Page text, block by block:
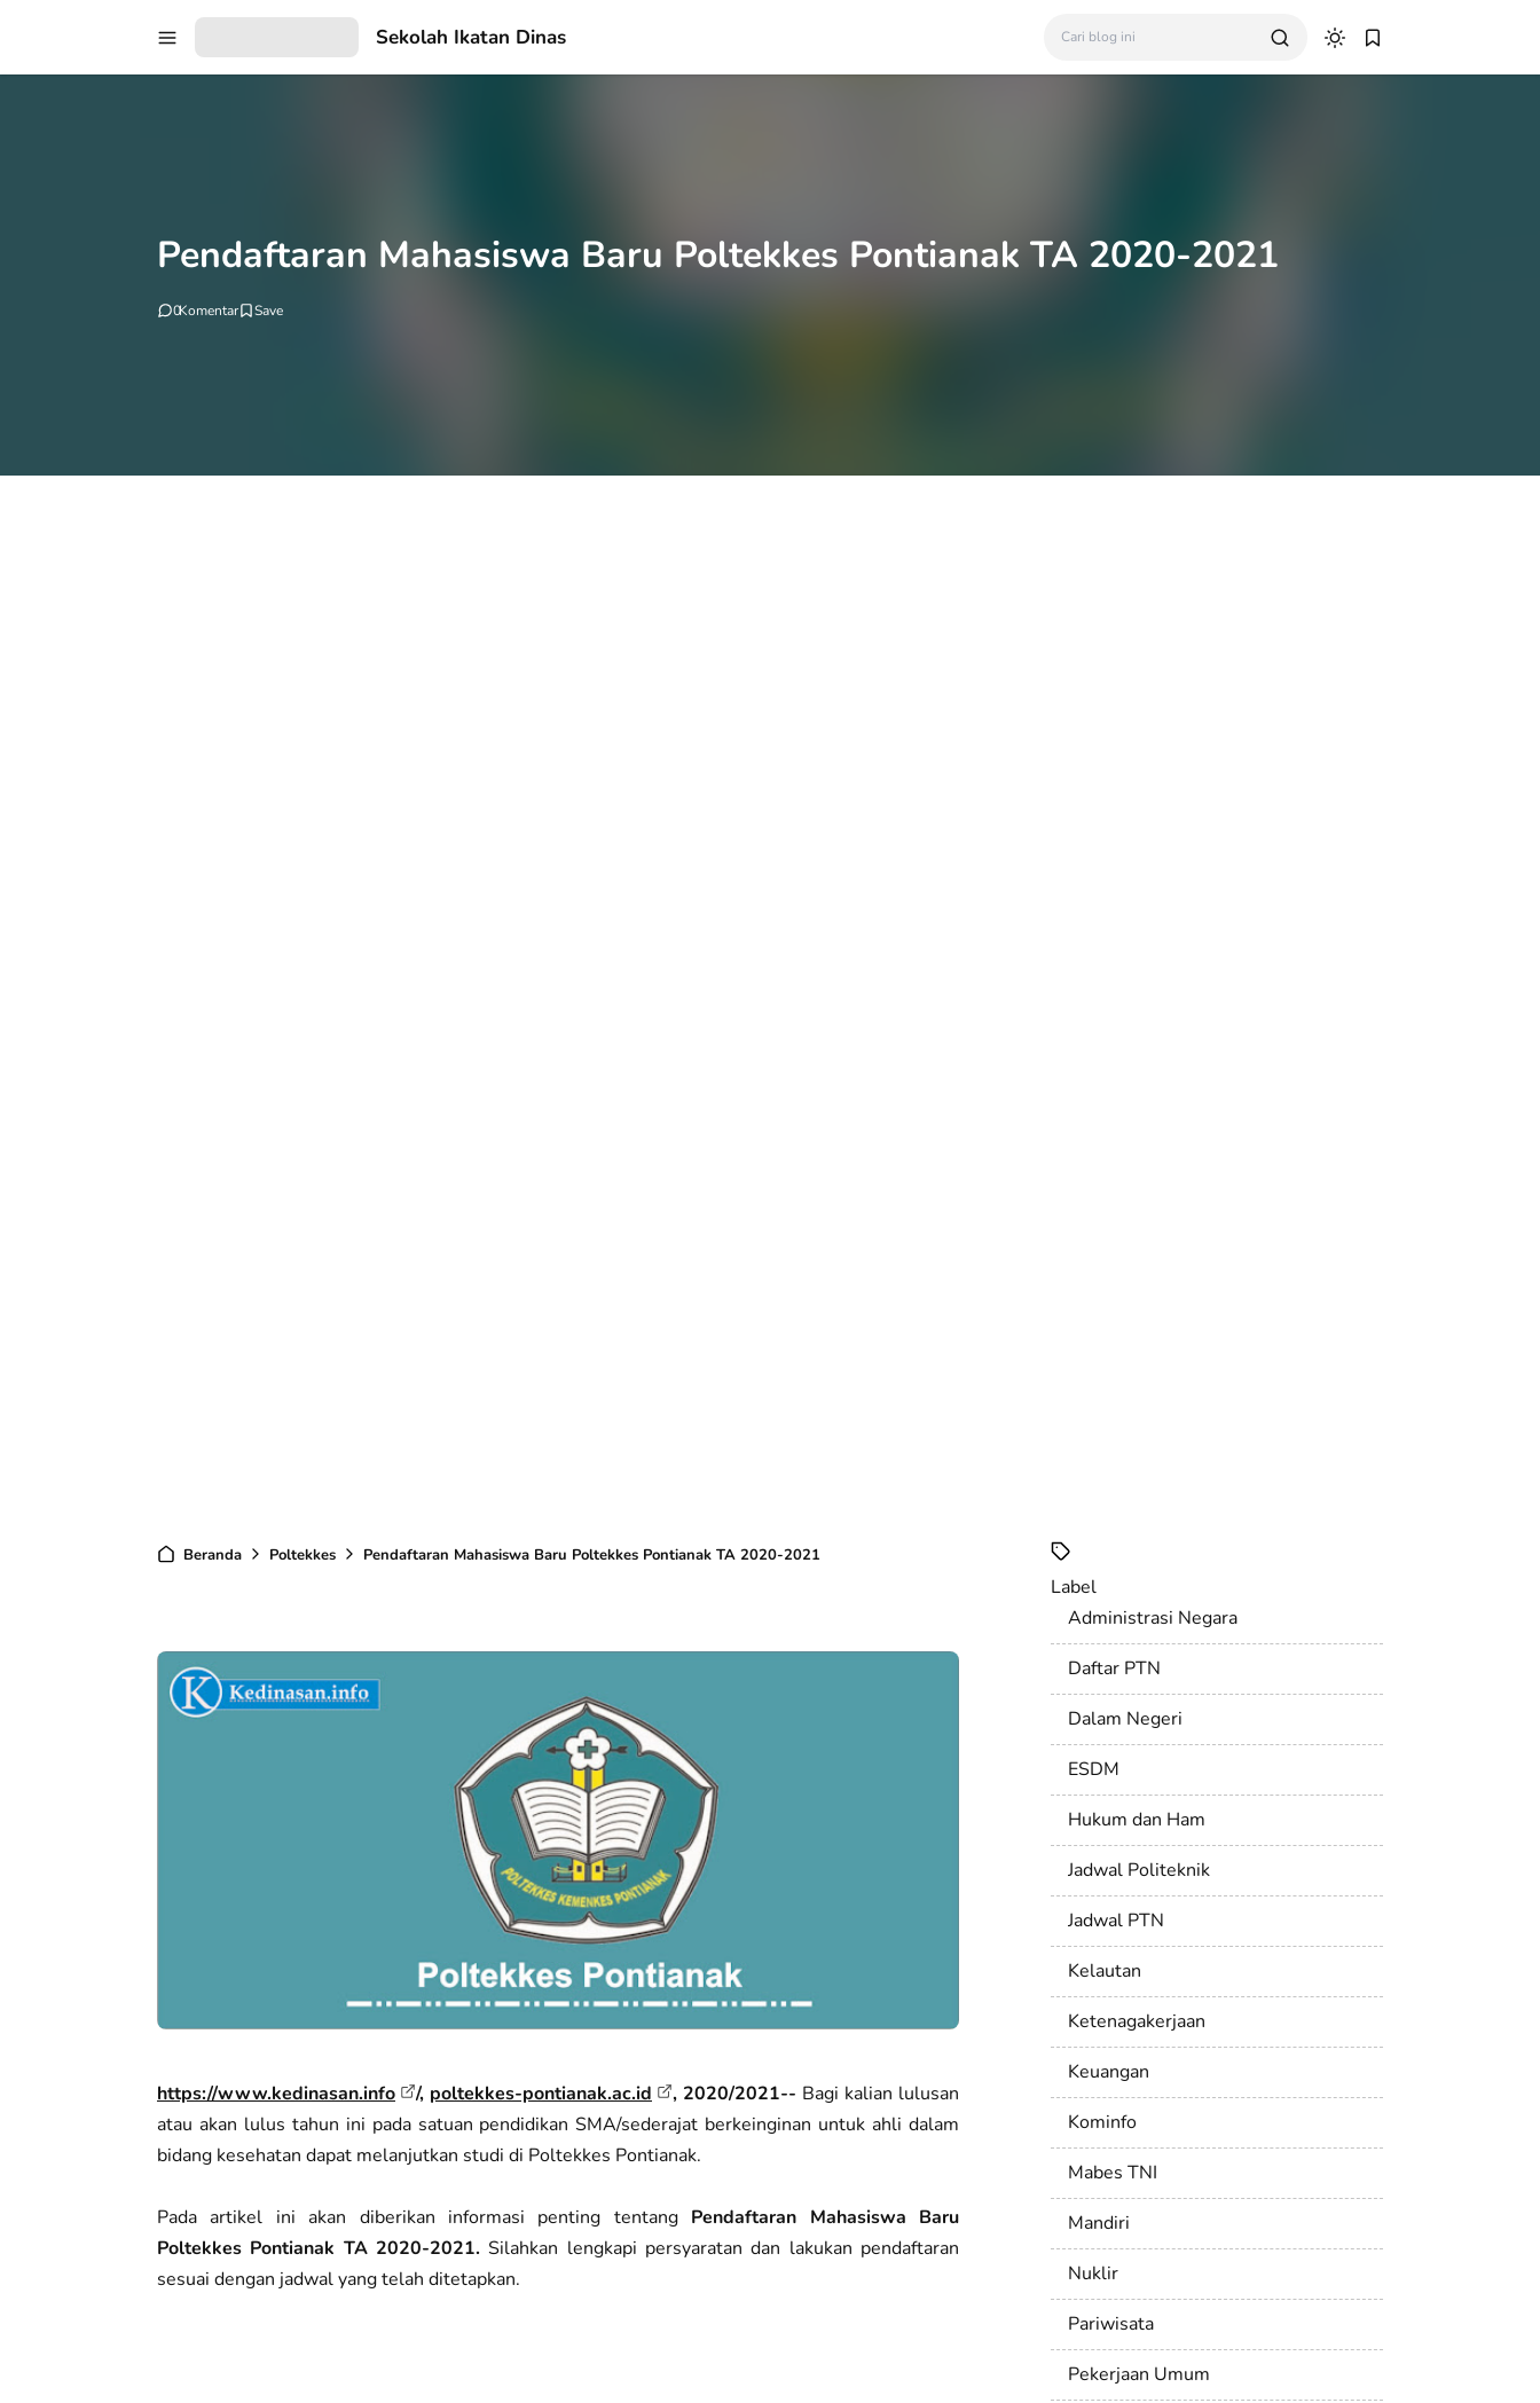
Sekolah Ikatan Dinas
Pendaftaran Mahasiswa Baru Poltekkes Pontianak TA 2020-2021
0Komentar
Beranda Poltekkes Pendaftaran Mahasiswa Baru Poltekkes Pontianak TA 2020-2021
https://www.kedinasan.info /, poltekkes-pontianak.ac.id , 2020/2021-- Bagi kalian lulusan
atau akan lulus tahun ini pada satuan pendidikan SMA/sederajat berkeinginan untuk ahli dalam
bidang kesehatan dapat melanjutkan studi di Poltekkes Pontianak.
Pada artikel ini akan diberikan informasi penting tentang Pendaftaran Mahasiswa Baru
Poltekkes Pontianak TA 2020-2021. Silahkan lengkapi persyaratan dan lakukan pendaftaran
sesuai dengan jadwal yang telah ditetapkan.
Label
Administrasi Negara
Daftar PTN
Dalam Negeri
ESDM
Hukum dan Ham
Jadwal Politeknik
Jadwal PTN
Kelautan
Ketenagakerjaan
Keuangan
Kominfo
Mabes TNI
Mandiri
Nuklir
Pariwisata
Pekerjaan Umum